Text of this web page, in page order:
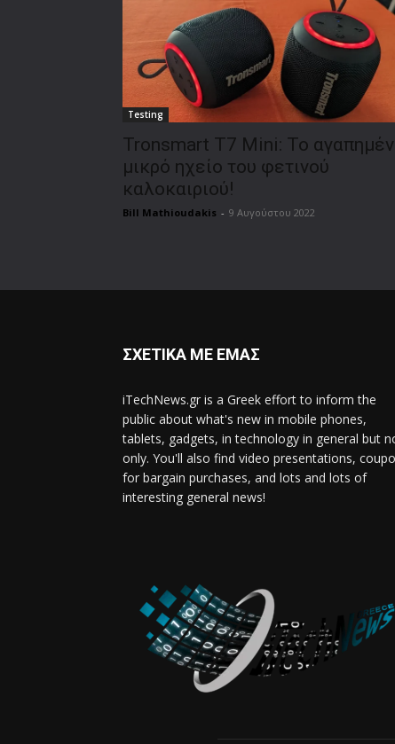
Testing
Tronsmart T7 Mini: Το
μικρό ηχείο του φετινού
καλοκαιριού!
Bill Mathioudakis - 9 Αυγούστου 2022
ΣΧΕΤΙΚΑ ΜΕ ΕΜΑΣ
iTechNews.gr is a Greek effort to inform the
public about what's new in mobile phones,
tablets, gadgets, in technology in general but
only. You'll also find video presentations,
for bargain purchases, and lots and lots of
interesting general news!